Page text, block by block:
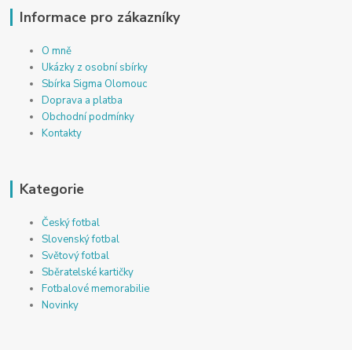
Informace pro zákazníky
O mně
Ukázky z osobní sbírky
Sbírka Sigma Olomouc
Doprava a platba
Obchodní podmínky
Kontakty
Kategorie
Český fotbal
Slovenský fotbal
Světový fotbal
Sběratelské kartičky
Fotbalové memorabilie
Novinky